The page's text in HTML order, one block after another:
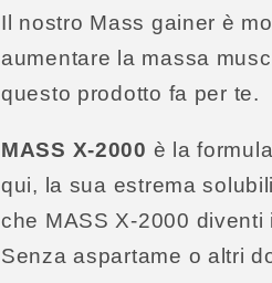
Il nostro Mass gainer è
aumentare la massa
questo prodotto fa per te.
MASS X-2000 è la
qui, la sua estrema
che MASS X-2000
Senza aspartame o altri